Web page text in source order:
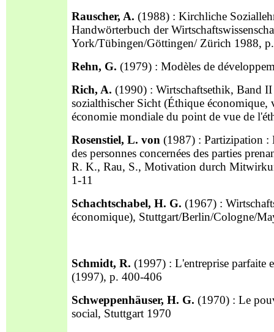
Rauscher, A. (1988) : Kirchliche
Handwörterbuch der
York/Tübingen/Göttingen/ Zürich 1988,
Rehn, G. (1979) : Modèles de
Rich, A. (1990) : Wirtschaftsethik, Band
sozialthischer Sicht (Éthique
économie mondiale du point de vue de
Rosenstiel, L. von (1987) : Partizipation :
des personnes concernées des parties
R. K., Rau, S., Motivation durch
1-11
Schachtschabel, H. G. (1967) :
économique), Stuttgart/Berlin/Cologne/
Schmidt, R. (1997) : L'entreprise parfaite
(1997), p. 400-406
Schweppenhäuser, H. G. (1970) : Le
social, Stuttgart 1970